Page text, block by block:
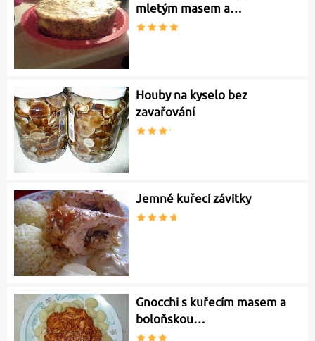
mletým masem a…
Houby na kyselo bez
zavařování
Jemné kuřecí závitky
Gnocchi s kuřecím masem a
boloňskou…